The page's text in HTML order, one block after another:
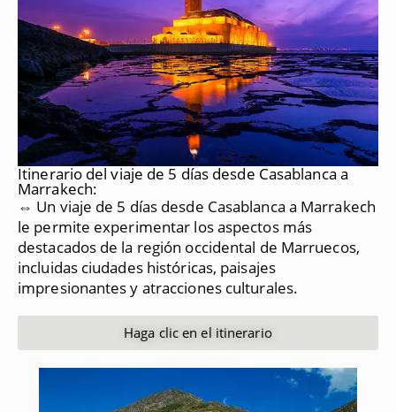
Itinerario del viaje de 5 días desde Casablanca a
Marrakech:
⇔ Un viaje de 5 días desde Casablanca a Marrakech
le permite experimentar los aspectos más
destacados de la región occidental de Marruecos,
incluidas ciudades históricas, paisajes
impresionantes y atracciones culturales.
Haga clic en el itinerario